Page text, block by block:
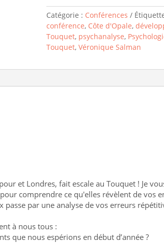
COMPRENDRE
POUR
ALLER
MIEUX
EN
Catégorie : Conférences
conférence, Côte d'Opale,
Touquet, psychanalyse,
Touquet, Véronique Salman
et Londres, fait escale au Touquet ! Je
comprendre ce qu'elles révèlent de vos
passe par une analyse de vos erreurs
à nous tous :
que nous espérions en début d’année ?